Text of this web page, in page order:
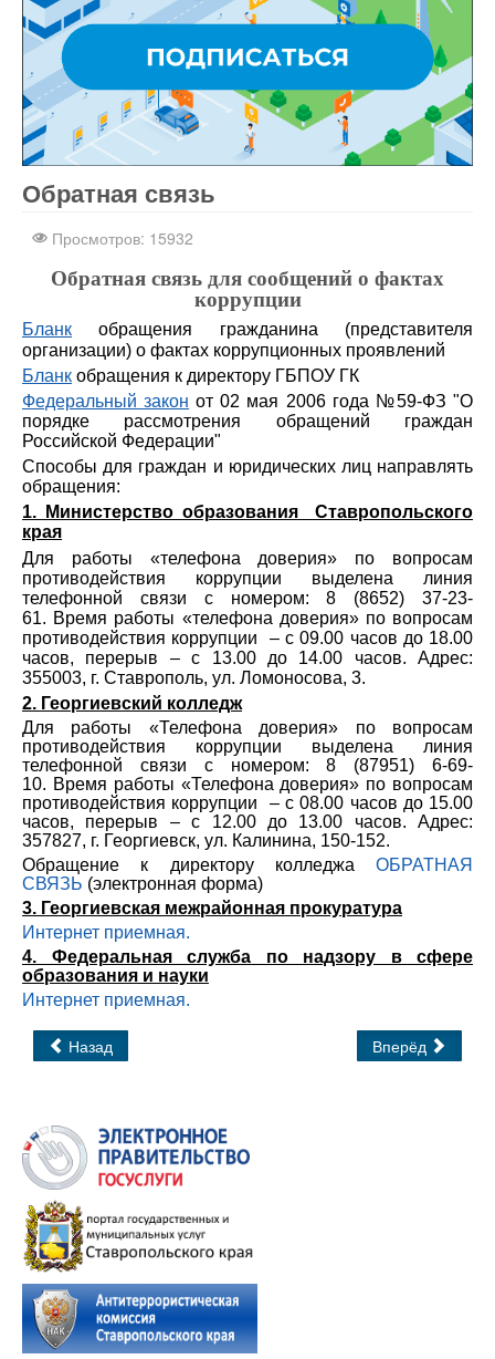
Здесь нашел интересныйобзор
Обратная связь
Просмотров: 15932
Обратная связь для сообщений о фактах
коррупции
Бланк обращения гражданина (представителя
организации) о фактах коррупционных проявлений
Бланк обращения к директору ГБПОУ ГК
Федеральный закон от 02 мая 2006 года №59-ФЗ "О
порядке рассмотрения обращений граждан
Российской Федерации"
Способы для граждан и юридических лиц направлять
обращения:
1. Министерство образования Ставропольского
края
Для работы «телефона доверия» по вопросам
противодействия коррупции выделена линия
телефонной связи с номером: 8 (8652) 37-23-
61. Время работы «телефона доверия» по вопросам
противодействия коррупции – с 09.00 часов до 18.00
часов, перерыв – с 13.00 до 14.00 часов. Адрес:
355003, г. Ставрополь, ул. Ломоносова, 3.
2. Георгиевский колледж
Для работы «Телефона доверия» по вопросам
противодействия коррупции выделена линия
телефонной связи с номером: 8 (87951) 6-69-
10. Время работы «Телефона доверия» по вопросам
противодействия коррупции – с 08.00 часов до 15.00
часов, перерыв – с 12.00 до 13.00 часов. Адрес:
357827, г. Георгиевск, ул. Калинина, 150-152.
Обращение к директору колледжа ОБРАТНАЯ
СВЯЗЬ (электронная форма)
3. Георгиевская межрайонная прокуратура
Интернет приемная.
4. Федеральная служба по надзору в сфере
образования и науки
Интернет приемная.
Назад Вперёд